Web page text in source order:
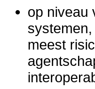
op niveau
meest